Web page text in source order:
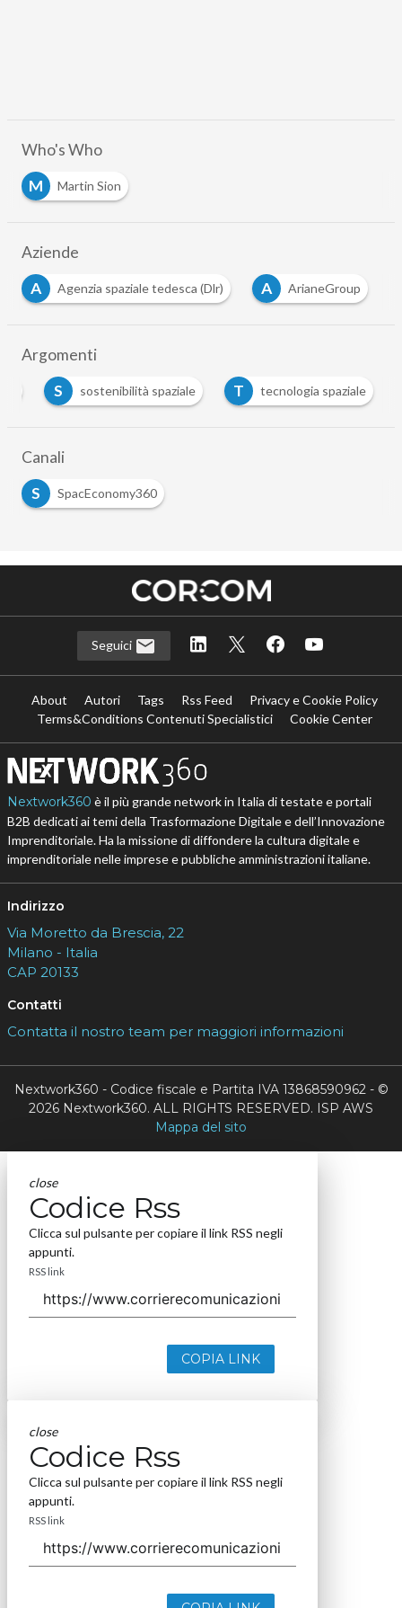
Who's Who
M
Martin Sion
Aziende
A
Agenzia spaziale tedesca (Dlr) A ArianeGroup
Argomenti
S sostenibilità spaziale T tecnologia spaziale
Canali
S
SpacEconomy360
Seguici
About Autori Tags Rss Feed
Privacy e Cookie Policy
Terms&Conditions Contenuti Specialistici
Cookie Center
Nextwork360 è il più grande network in Italia di testate e portali
B2B dedicati ai temi della Trasformazione Digitale e dell’Innovazione
Imprenditoriale. Ha la missione di diffondere la cultura digitale e
imprenditoriale nelle imprese e pubbliche amministrazioni italiane.
Indirizzo
Via Moretto da Brescia, 22
Milano - Italia
CAP 20133
Contatti
Contatta il nostro team per maggiori informazioni
Nextwork360 - Codice fiscale e Partita IVA 13868590962 - ©
2026 Nextwork360. ALL RIGHTS RESERVED. ISP AWS
Mappa del sito
close
Codice Rss
Clicca sul pulsante per copiare il link RSS negli
appunti.
RSS link
COPIA LINK
close
Codice Rss
Clicca sul pulsante per copiare il link RSS negli
appunti.
RSS link